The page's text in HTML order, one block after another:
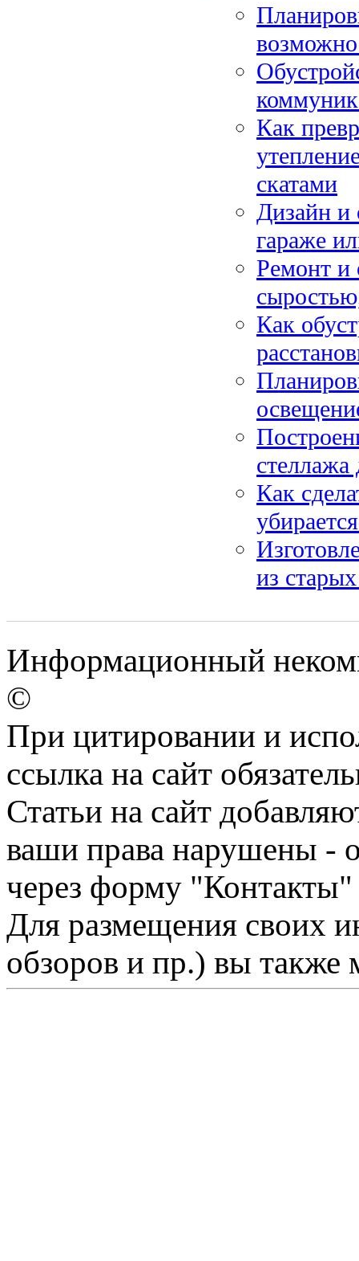
Как
скатами
Дизайн и
гараже
Ремонт и
Как
стеллажа
Как
из
Информационный
©
При цитировании и
ссылка на сайт
Статьи на сайт
ваши права нарушены -
через форму "Контакты"
Для размещения своих
обзоров и пр.) вы также